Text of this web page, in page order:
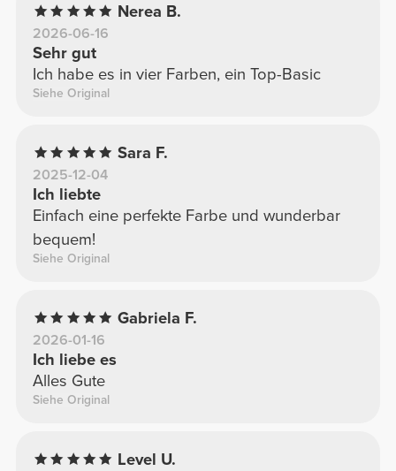
Nerea B.
2026-06-16
Sehr gut
Ich habe es in vier Farben, ein Top-Basic
Siehe Original
Sara F.
2025-12-04
Ich liebte
Einfach eine perfekte Farbe und wunderbar
bequem!
Siehe Original
Gabriela F.
2026-01-16
Ich liebe es
Alles Gute
Siehe Original
Level U.